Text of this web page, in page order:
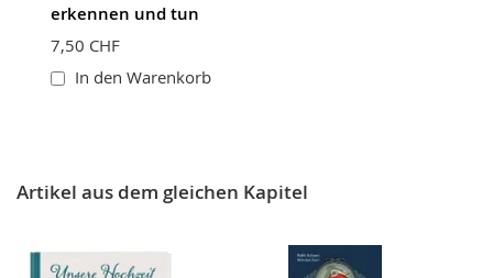
erkennen und tun
7,50 CHF
In den Warenkorb
Artikel aus dem gleichen Kapitel